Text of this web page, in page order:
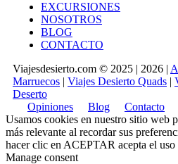
EXCURSIONES
NOSOTROS
BLOG
CONTACTO
Viajesdesierto.com © 2025 | 2026 |
Marruecos | Viajes Desierto Quads |
Deserto
Opiniones
Blog Contacto
Usamos cookies en nuestro sitio web
más relevante al recordar sus
hacer clic en ACEPTAR acepta el
Manage consent